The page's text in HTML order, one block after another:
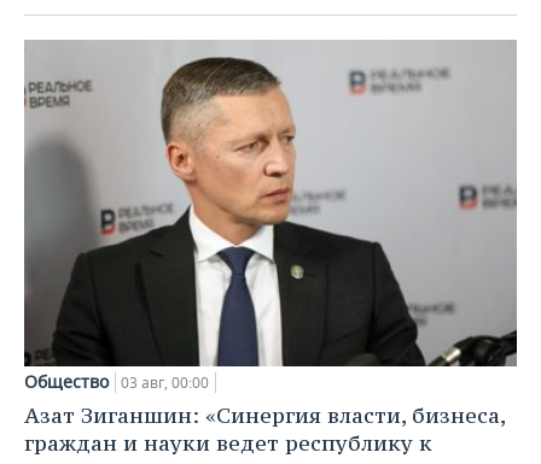
Общество 03 авг, 00:00
Азат Зиганшин: «Синергия власти, бизнеса,
граждан и науки ведет республику к